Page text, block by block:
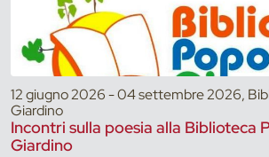
12 giugno 2026 - 04 settembre 2026,
Giardino
Incontri sulla poesia alla Biblioteca
Giardino